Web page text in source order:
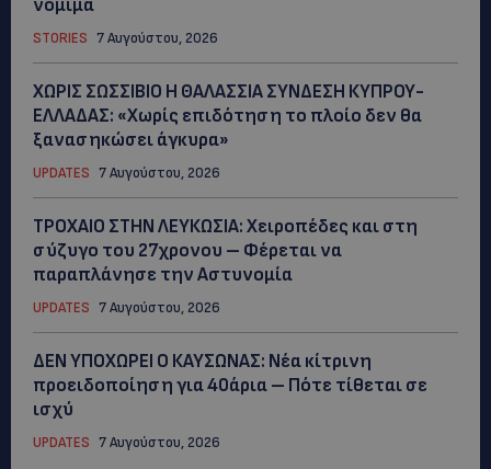
νόμιμα
STORIES 7 Αυγούστου, 2026
ΧΩΡΙΣ ΣΩΣΣΙΒΙΟ Η ΘΑΛΑΣΣΙΑ ΣΥΝΔΕΣΗ ΚΥΠΡΟΥ-
ΕΛΛΑΔΑΣ: «Χωρίς επιδότηση το πλοίο δεν θα
ξανασηκώσει άγκυρα»
UPDATES 7 Αυγούστου, 2026
ΤΡΟΧΑΙΟ ΣΤΗΝ ΛΕΥΚΩΣΙΑ: Χειροπέδες και στη
σύζυγο του 27χρονου – Φέρεται να
παραπλάνησε την Αστυνομία
UPDATES 7 Αυγούστου, 2026
ΔΕΝ ΥΠΟΧΩΡΕΙ Ο ΚΑΥΣΩΝΑΣ: Νέα κίτρινη
προειδοποίηση για 40άρια – Πότε τίθεται σε
ισχύ
UPDATES 7 Αυγούστου, 2026